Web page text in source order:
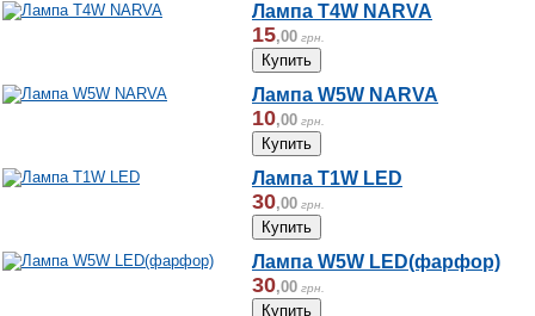
Лампа T4W NARVA
15,00 грн.
Лампа W5W NARVA
10,00 грн.
Лампа T1W LED
30,00 грн.
Лампа W5W LED(фарфор)
30,00 грн.